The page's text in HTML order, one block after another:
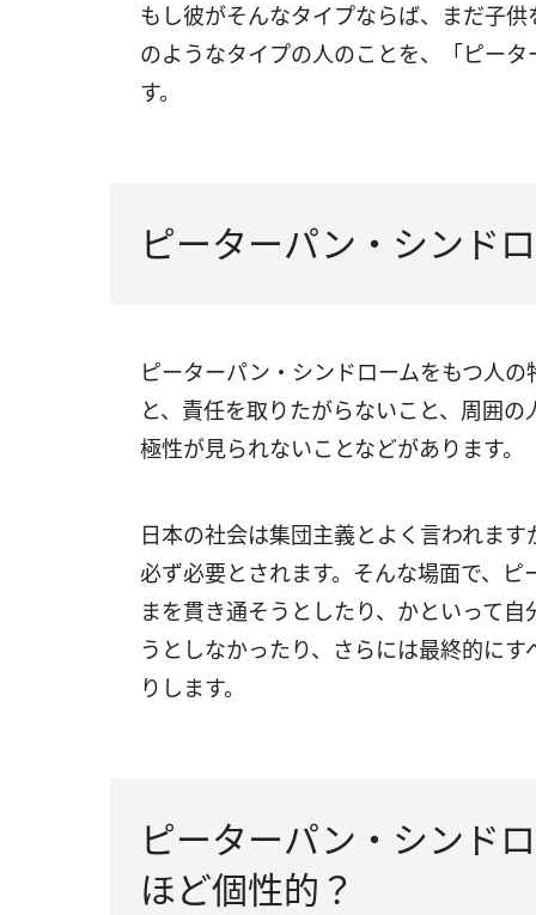
もし彼がそんなタイプならば、まだ子
のようなタイプの人のことを、「ピー
す。
ピーターパン・シンド
ピーターパン・シンドロームをもつ人
と、責任を取りたがらないこと、周囲
極性が見られないことなどがあります。
日本の社会は集団主義とよく言われま
必ず必要とされます。そんな場面で、
まを貫き通そうとしたり、かといって
うとしなかったり、さらには最終的に
りします。
ピーターパン・シンド
ほど個性的？